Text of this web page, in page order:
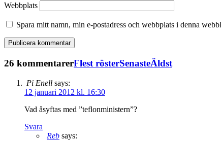
Webbplats
Spara mitt namn, min e-postadress och webbplats i denna
26 kommentarerFlest rösterSenasteÄldst
Pi Enell says:
12 januari 2012 kl. 16:30
Vad åsyftas med ”teflonministern”?
Svara
Reb says: